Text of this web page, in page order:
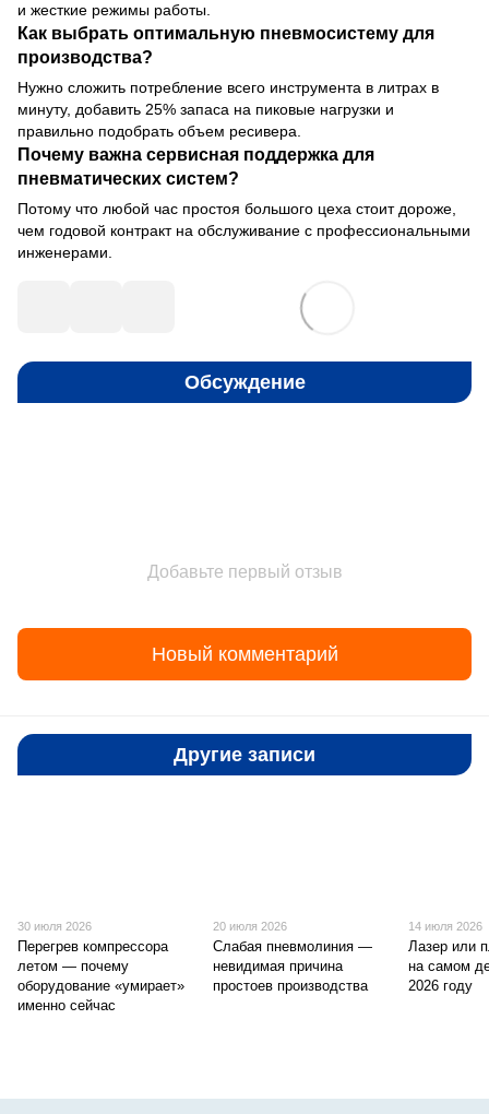
и жесткие режимы работы.
Как выбрать оптимальную пневмосистему для
производства?
Нужно сложить потребление всего инструмента в литрах в
минуту, добавить 25% запаса на пиковые нагрузки и
правильно подобрать объем ресивера.
Почему важна сервисная поддержка для
пневматических систем?
Потому что любой час простоя большого цеха стоит дороже,
чем годовой контракт на обслуживание с профессиональными
инженерами.
Обсуждение
Добавьте первый отзыв
Новый комментарий
Другие записи
30 июля 2026
Перегрев компрессора
летом — почему
оборудование «умирает»
именно сейчас
20 июля 2026
Слабая пневмолиния —
невидимая причина
простоев производства
14 июля 2026
Лазер или
на самом
2026 году